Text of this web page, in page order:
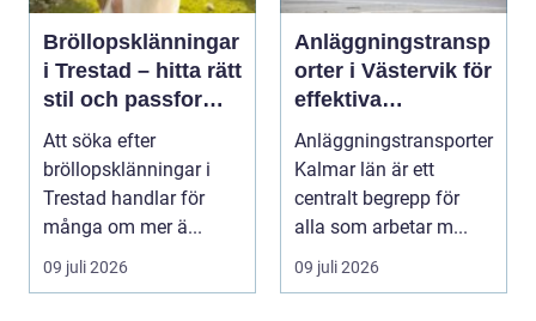
Bröllopsklänningar
i Trestad – hitta rätt
stil och passform
inför den stora
dagen
Att söka efter
bröllopsklänningar i
Trestad handlar för
många om mer ä...
09 juli 2026
Anläggningstransp
orter i Västervik för
effektiva
byggprojekt
Anläggningstransporter
Kalmar län är ett
centralt begrepp för
alla som arbetar m...
09 juli 2026